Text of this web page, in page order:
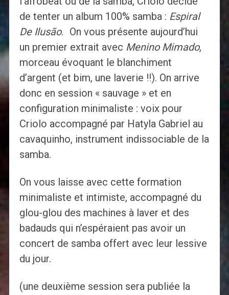
de tenter un album 100% samba : Espiral
De Ilusão. On vous présente aujourd’hui
un premier extrait avec Menino Mimado,
morceau évoquant le blanchiment
d’argent (et bim, une laverie !!). On arrive
donc en session « sauvage » et en
configuration minimaliste : voix pour
Criolo accompagné par Hatyla Gabriel au
cavaquinho, instrument indissociable de la
samba.
On vous laisse avec cette formation
minimaliste et intimiste, accompagné du
glou-glou des machines à laver et des
badauds qui n’espéraient pas avoir un
concert de samba offert avec leur lessive
du jour.
(une deuxième session sera publiée la